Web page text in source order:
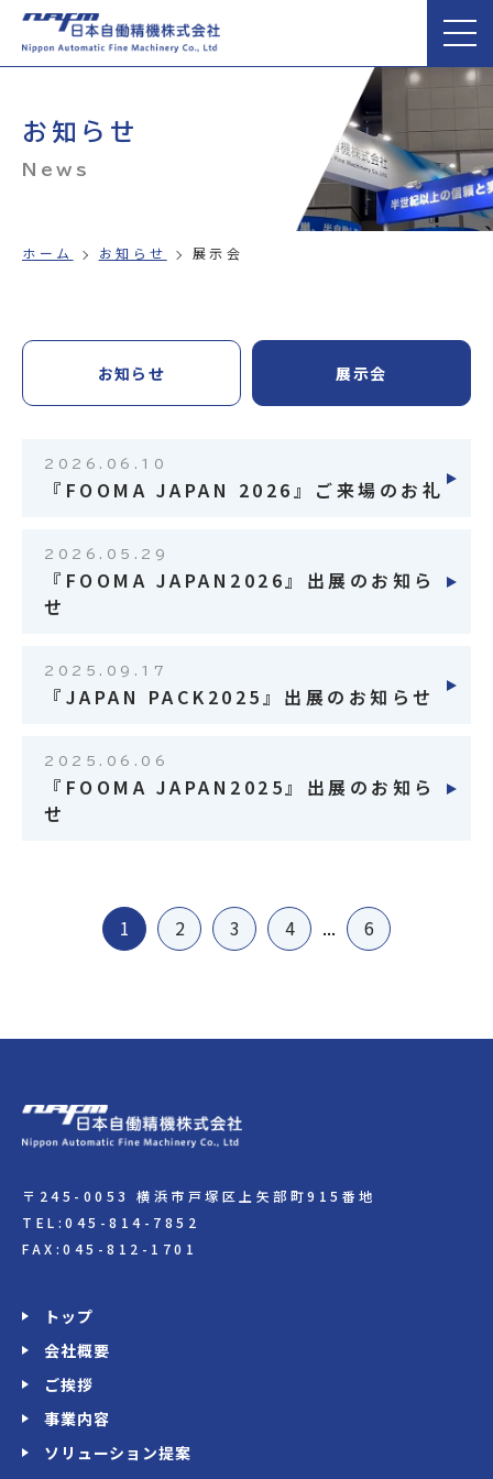
お知らせ
News
ホーム お知らせ 展示会
お知らせ 展示会
2026.06.10
『FOOMA JAPAN 2026』ご来場のお礼
2026.05.29
『FOOMA JAPAN2026』出展のお知ら
せ
2025.09.17
『JAPAN PACK2025』出展のお知らせ
2025.06.06
『FOOMA JAPAN2025』出展のお知ら
せ
1 2 3 4 ... 6
〒245-0053 横浜市戸塚区上矢部町915番地
TEL:045-814-7852
FAX:045-812-1701
トップ
会社概要
ご挨拶
事業内容
ソリューション提案